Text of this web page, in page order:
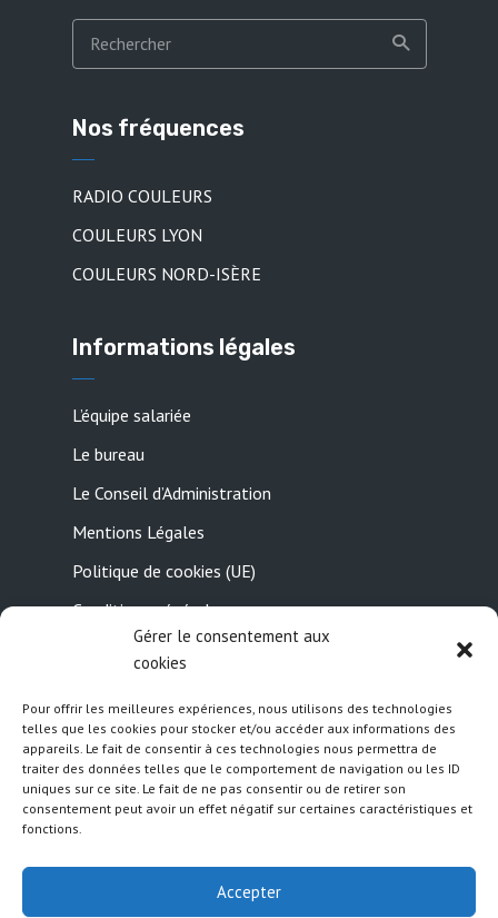
Gérer le consentement aux
cookies
Pour offrir les meilleures expériences, nous utilisons des technologies
telles que les cookies pour stocker et/ou accéder aux informations des
appareils. Le fait de consentir à ces technologies nous permettra de
traiter des données telles que le comportement de navigation ou les ID
uniques sur ce site. Le fait de ne pas consentir ou de retirer son
consentement peut avoir un effet négatif sur certaines caractéristiques et
fonctions.
Accepter
Nos fréquences
RADIO COULEURS
COULEURS LYON
COULEURS NORD-ISÈRE
Informations légales
L’équipe salariée
Le bureau
Le Conseil d’Administration
Mentions Légales
Politique de cookies (UE)
Conditions générales
Contactez-nous
Suivez nous